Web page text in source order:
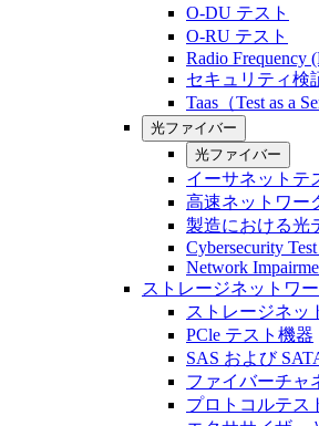
O-DU テスト
O-RU テスト
Radio Frequency
セキュリティ検
Taas（Test as a
光ファイバー
光ファイバー
イーサネットテ
高速ネットワー
製造における光
Cybersecurity
Network
ストレージネットワ
ストレージネッ
PCle テスト機器
SAS および
ファイバーチャ
プロトコルテス